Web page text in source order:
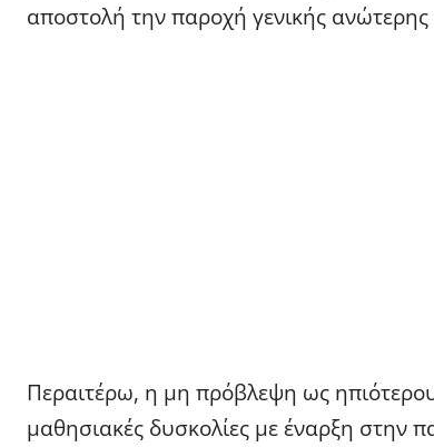
αποστολή την παροχή γενικής ανώτερης
Περαιτέρω, η μη πρόβλεψη ως
μαθησιακές δυσκολίες με έναρξη στην